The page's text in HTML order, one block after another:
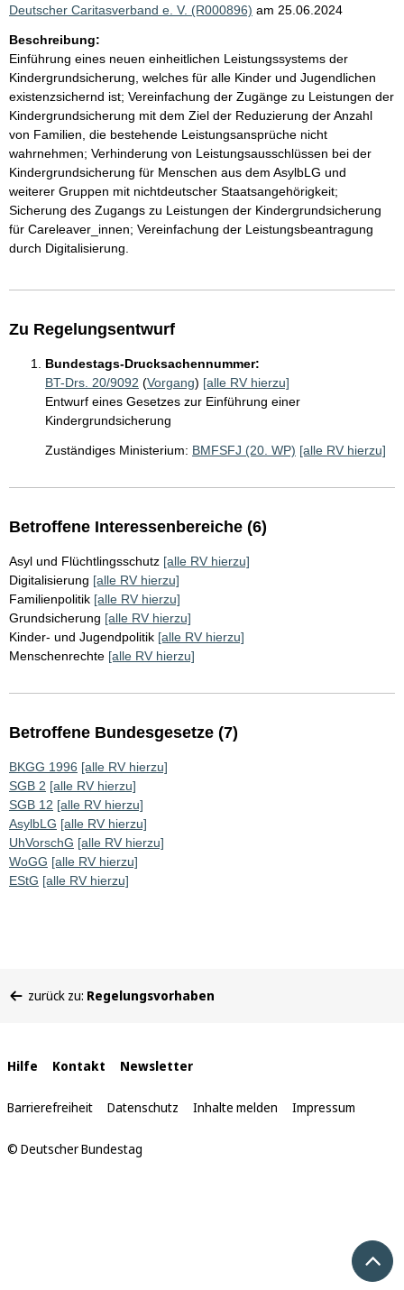
Deutscher Caritasverband e. V. (R000896) am 25.06.2024
Beschreibung:
Einführung eines neuen einheitlichen Leistungssystems der
Kindergrundsicherung, welches für alle Kinder und Jugendlichen
existenzsichernd ist; Vereinfachung der Zugänge zu Leistungen der
Kindergrundsicherung mit dem Ziel der Reduzierung der Anzahl
von Familien, die bestehende Leistungsansprüche nicht
wahrnehmen; Verhinderung von Leistungsausschlüssen bei der
Kindergrundsicherung für Menschen aus dem AsylbLG und
weiterer Gruppen mit nichtdeutscher Staatsangehörigkeit;
Sicherung des Zugangs zu Leistungen der Kindergrundsicherung
für Careleaver_innen; Vereinfachung der Leistungsbeantragung
durch Digitalisierung.
Zu Regelungsentwurf
Bundestags-Drucksachennummer:
BT-Drs. 20/9092 (Vorgang) [alle RV hierzu]
Entwurf eines Gesetzes zur Einführung einer
Kindergrundsicherung
Zuständiges Ministerium: BMFSFJ (20. WP) [alle RV hierzu]
Betroffene Interessenbereiche (6)
Asyl und Flüchtlingsschutz [alle RV hierzu]
Digitalisierung [alle RV hierzu]
Familienpolitik [alle RV hierzu]
Grundsicherung [alle RV hierzu]
Kinder- und Jugendpolitik [alle RV hierzu]
Menschenrechte [alle RV hierzu]
Betroffene Bundesgesetze (7)
BKGG 1996 [alle RV hierzu]
SGB 2 [alle RV hierzu]
SGB 12 [alle RV hierzu]
AsylbLG [alle RV hierzu]
UhVorschG [alle RV hierzu]
WoGG [alle RV hierzu]
EStG [alle RV hierzu]
befinden
zurück zu: Regelungsvorhaben
Interne
Links
Hilfe Kontakt Newsletter
Barrierefreiheit Datenschutz Inhalte melden Impressum
© Deutscher Bundestag